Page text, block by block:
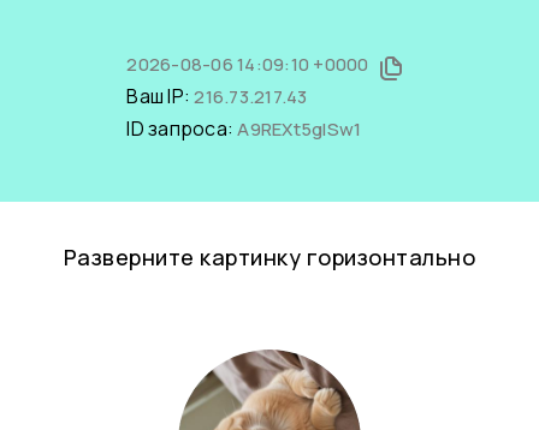
2026-08-06 14:09:10 +0000
Ваш IP:216.73.217.43
ID запроса:A9REXt5gISw1
Разверните картинку горизонтально